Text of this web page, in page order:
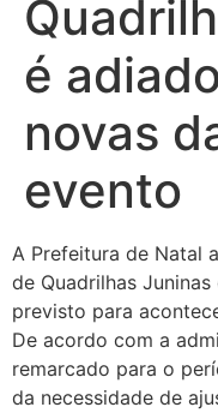
é
novas
evento
A Prefeitura de Natal
de Quadrilhas
previsto para
De acordo com a
remarcado para o
da necessidade de